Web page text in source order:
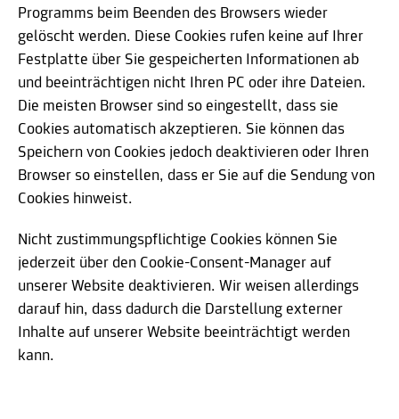
Programms beim Beenden des Browsers wieder
gelöscht werden. Diese Cookies rufen keine auf Ihrer
Festplatte über Sie gespeicherten Informationen ab
und beeinträchtigen nicht Ihren PC oder ihre Dateien.
Die meisten Browser sind so eingestellt, dass sie
Cookies automatisch akzeptieren. Sie können das
Speichern von Cookies jedoch deaktivieren oder Ihren
Browser so einstellen, dass er Sie auf die Sendung von
Cookies hinweist.
Nicht zustimmungspflichtige Cookies können Sie
jederzeit über den Cookie-Consent-Manager auf
unserer Website deaktivieren. Wir weisen allerdings
darauf hin, dass dadurch die Darstellung externer
Inhalte auf unserer Website beeinträchtigt werden
kann.